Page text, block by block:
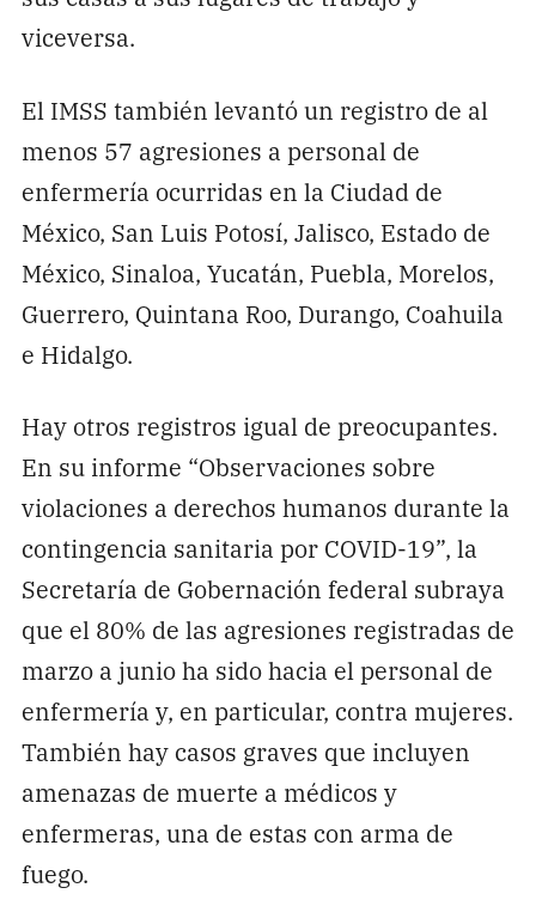
viceversa.
El IMSS también levantó un registro de al
menos 57 agresiones a personal de
enfermería ocurridas en la Ciudad de
México, San Luis Potosí, Jalisco, Estado de
México, Sinaloa, Yucatán, Puebla, Morelos,
Guerrero, Quintana Roo, Durango, Coahuila
e Hidalgo.
Hay otros registros igual de preocupantes.
En su informe “Observaciones sobre
violaciones a derechos humanos durante la
contingencia sanitaria por COVID-19”, la
Secretaría de Gobernación federal subraya
que el 80% de las agresiones registradas de
marzo a junio ha sido hacia el personal de
enfermería y, en particular, contra mujeres.
También hay casos graves que incluyen
amenazas de muerte a médicos y
enfermeras, una de estas con arma de
fuego.